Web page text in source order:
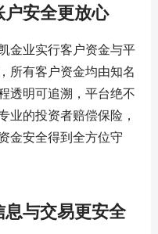
安全更放心
金业实行客户资金与平
所有客户资金均由知名
透明可追溯，平台绝不
业的投资者赔偿保险，
金安全得到全方位守
与交易更安全